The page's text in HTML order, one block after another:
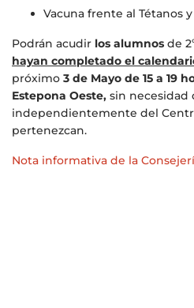
Vacuna frente al Tétanos
Podrán acudir los alumnos de
hayan completado el
próximo 3 de Mayo de 15 a 19
Estepona Oeste, sin necesidad
independientemente del
pertenezcan.
Nota informativa de la